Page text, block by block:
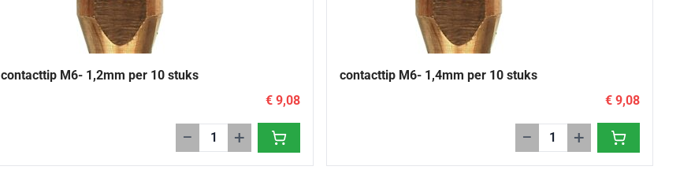
contacttip M6- 1,2mm per 10 stuks
€ 9,08
− +
contacttip M6- 1,4mm per 10 stuks
€ 9,08
− +